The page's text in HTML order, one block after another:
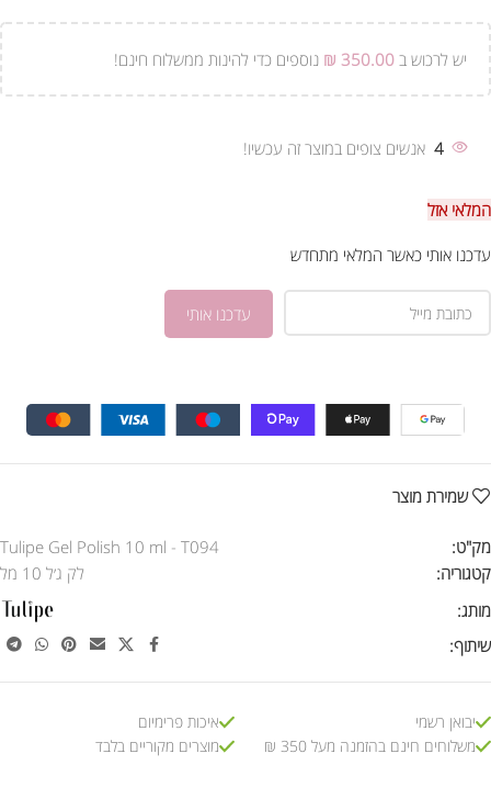
יש לרכוש ב ₪ 350.00 נוספים כדי להינות ממשלוח חינם!
4 אנשים צופים במוצר זה עכשיו!
המלאי אזל
עדכנו אותי כאשר המלאי מתחדש
שמירת מוצר
מק"ט:
Tulipe Gel Polish 10 ml - T094
קטגוריה:
לק ג׳ל 10 מל
מותג:
שיתוף:
יבואן רשמי
משלוחים חינם בהזמנה מעל 350 ₪
איכות פרימיום
מוצרים מקוריים בלבד